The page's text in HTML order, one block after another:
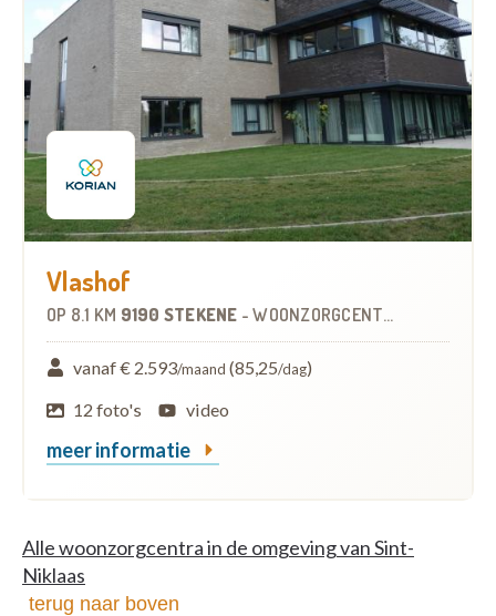
Vlashof
OP 8.1 KM 9190 STEKENE -WOONZORGCENTRUM (WZC)
vanaf € 2.593/maand (85,25/dag)
12 foto's
video
meer informatie
Alle woonzorgcentra in de omgeving van Sint-
Niklaas
terug naar boven